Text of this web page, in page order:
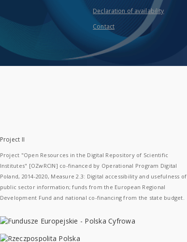
Declaration of availability
Contact
Project II
Project "Open Resources in the Digital Repository of Scientific
Institutes" [OZwRCIN] co-financed by Operational Program Digital
Poland, 2014-2020, Measure 2.3: Digital accessibility and usefulness of
public sector information; funds from the European Regional
Development Fund and national co-financing from the state budget.